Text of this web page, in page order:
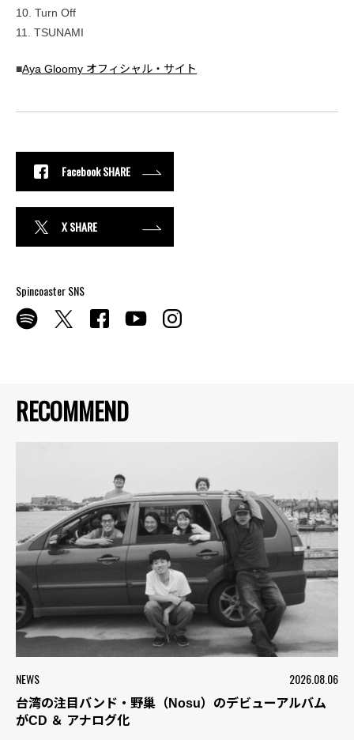
RECOMMEND
NEWS 2026.08.06
台湾の注目バンド・野巢（Nosu）のデビューアルバム
がCD ＆ アナログ化
10. Turn Off
11. TSUNAMI
■Aya Gloomy オフィシャル・サイト
Facebook SHARE
X SHARE
Spincoaster SNS